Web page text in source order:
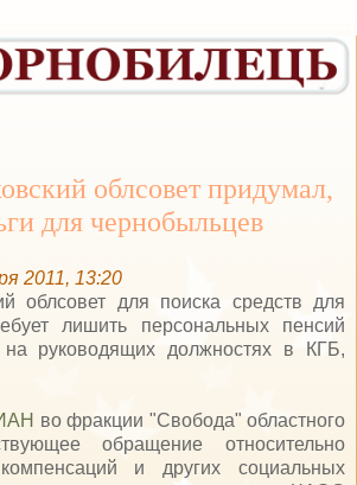
облсовет придумал,
для чернобыльцев
2011, 13:20
облсовет для поиска средств для
лишить персональных пенсий
на руководящих должностях в КГБ,
во фракции "Свобода" областного
обращение относительно
и других социальных